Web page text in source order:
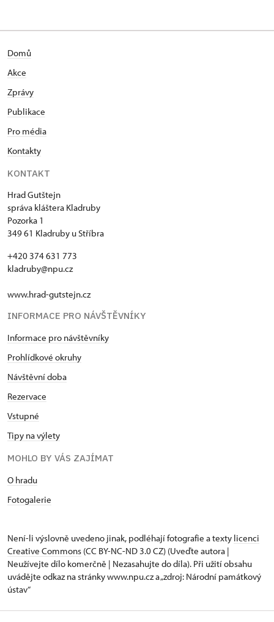
Domů
Akce
Zprávy
Publikace
Pro média
Kontakty
KONTAKT
Hrad Gutštejn
správa kláštera Kladruby
Pozorka 1
349 61 Kladruby u Stříbra
+420 374 631 773
kladruby@npu.cz
www.hrad-gutstejn.cz
INFORMACE PRO NÁVŠTĚVNÍKY
Informace pro návštěvníky
Prohlídkové okruhy
Návštěvní doba
Rezervace
Vstupné
Tipy na výlety
MOHLO BY VÁS ZAJÍMAT
O hradu
Fotogalerie
Není-li výslovně uvedeno jinak, podléhají fotografie a texty licenci
Creative Commons (CC BY-NC-ND 3.0 CZ) (Uveďte autora |
Neužívejte dílo komerčně | Nezasahujte do díla). Při užití obsahu
uvádějte odkaz na stránky www.npu.cz a „zdroj: Národní památkový
ústav“